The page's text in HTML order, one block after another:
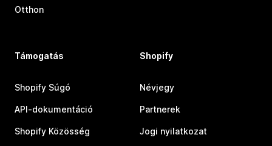
Otthon
Támogatás
Shopify Súgó
API-dokumentáció
Shopify Közösség
Shopify
Névjegy
Partnerek
Jogi nyilatkozat